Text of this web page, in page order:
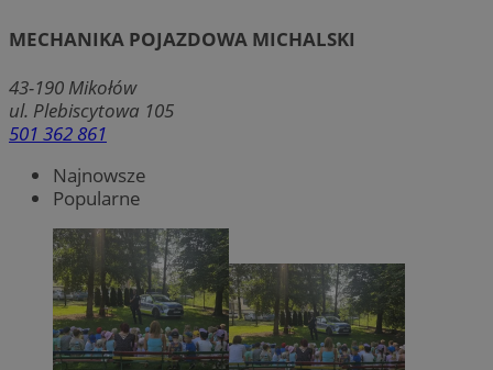
MECHANIKA POJAZDOWA MICHALSKI
43-190 Mikołów
ul. Plebiscytowa 105
501 362 861
Najnowsze
Popularne